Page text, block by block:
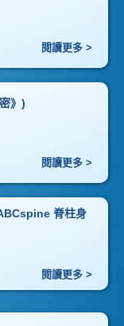
閱讀更多 >
》)
閱讀更多 >
脊柱身
閱讀更多 >